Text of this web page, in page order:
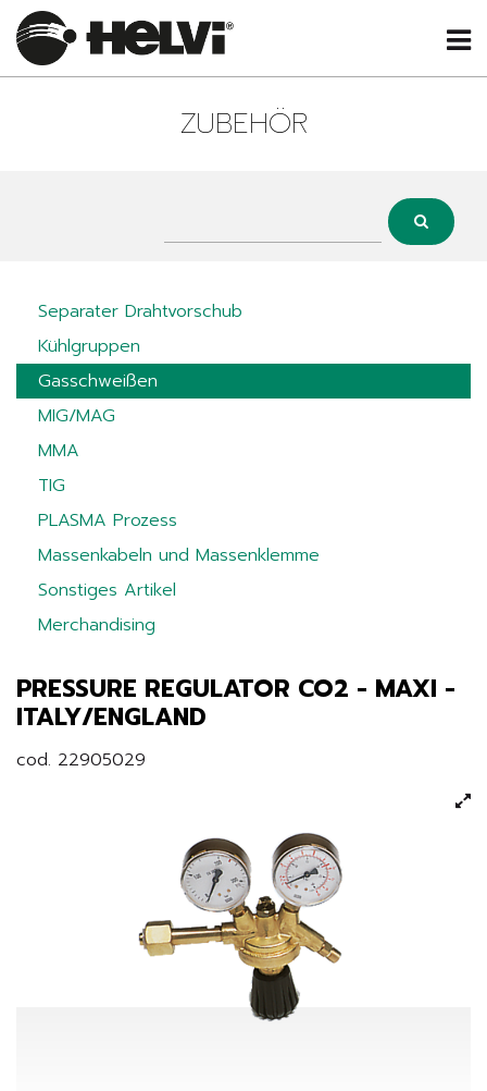
ZUBEHÖR
Separater Drahtvorschub
Kühlgruppen
Gasschweißen
MIG/MAG
MMA
TIG
PLASMA Prozess
Massenkabeln und Massenklemme
Sonstiges Artikel
Merchandising
PRESSURE REGULATOR CO2 - MAXI -
ITALY/ENGLAND
cod. 22905029